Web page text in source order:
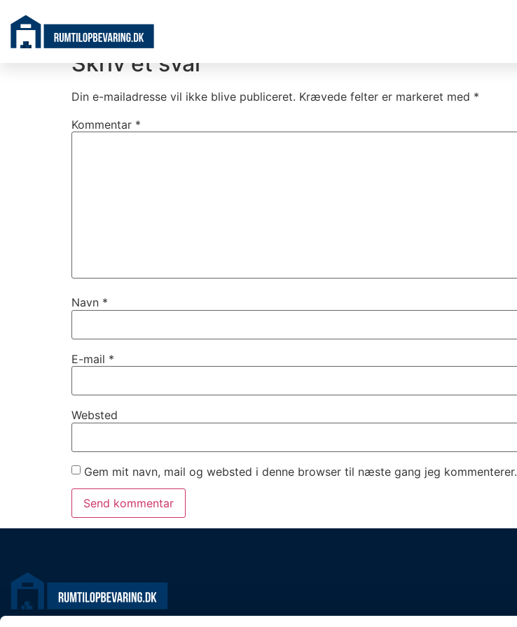
Rum 5
Skriv et svar
Din e-mailadresse vil ikke blive publiceret. Krævede felter er markeret med *
Kommentar *
Navn *
E-mail *
Websted
Gem mit navn, mail og websted i denne browser til næste gang jeg kommenterer.